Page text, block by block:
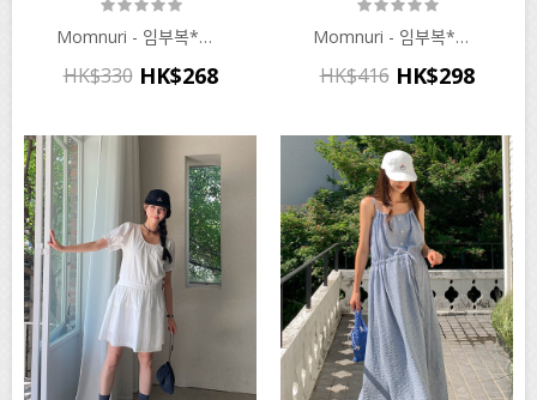
Momnuri - 임부복*블리 슬림다트 스퀘어넥 원피스♡韓國孕婦裝連身裙
HK$330 HK$268
Momnuri - 임부복*샤롯 뒷밴딩 원피스♡韓國孕婦裝連身裙
HK$416 HK$298